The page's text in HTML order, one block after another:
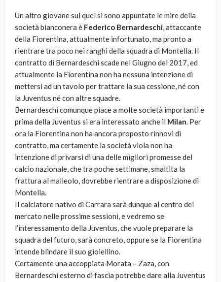
Un altro giovane sul quel si sono appuntate le mire della
società bianconera è Federico Bernardeschi, attaccante
della Fiorentina, attualmente infortunato, ma pronto a
rientrare tra poco nei ranghi della squadra di Montella. Il
contratto di Bernardeschi scade nel Giugno del 2017, ed
attualmente la Fiorentina non ha nessuna intenzione di
mettersi ad un tavolo per trattare la sua cessione, né con
la Juventus né con altre squadre.
Bernardeschi comunque piace a molte società importanti e
prima della Juventus si era interessato anche il Milan. Per
ora la Fiorentina non ha ancora proposto rinnovi di
contratto, ma certamente la società viola non ha
intenzione di privarsi di una delle migliori promesse del
calcio nazionale, che tra poche settimane, smaltita la
frattura al malleolo, dovrebbe rientrare a disposizione di
Montella.
Il calciatore nativo di Carrara sarà dunque al centro del
mercato nelle prossime sessioni, e vedremo se
l’interessamento della Juventus, che vuole preparare la
squadra del futuro, sarà concreto, oppure se la Fiorentina
intende blindare il suo gioiellino.
Certamente una accoppiata Morata – Zaza, con
Bernardeschi esterno di fascia potrebbe dare alla Juventus